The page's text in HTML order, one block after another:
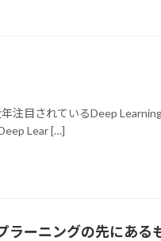
目されているDeep
Lear […]
ラーニングの先にある